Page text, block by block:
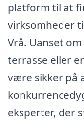
platform til at
virksomheder
Vrå. Uanset
terrasse eller
være sikker på
eksperter, der